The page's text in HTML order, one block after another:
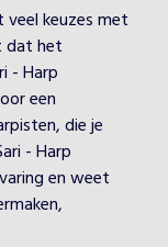
keuzes met
dat het
- Harp
een
die je
- Harp
en weet